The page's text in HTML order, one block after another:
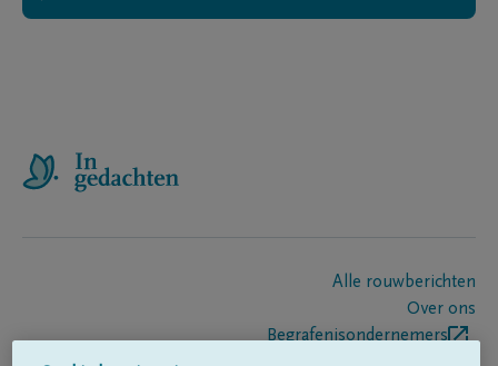
Alle rouwberichten
Over ons
Begrafenisondernemers